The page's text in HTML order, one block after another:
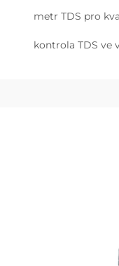
metr TDS pro
kontrola TDS ve